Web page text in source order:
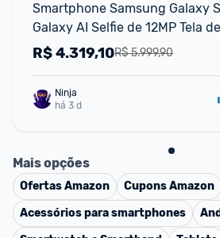
Smartphone Samsung Galaxy
Galaxy AI Selfie de 12MP Tela
120Hz 256GB 12GB RAM -
R$ 5.999,90
R$4.319,10
há 3 d
Mais opções
OfertasAmazon CuponsAmazon
Acessórios para smartphones